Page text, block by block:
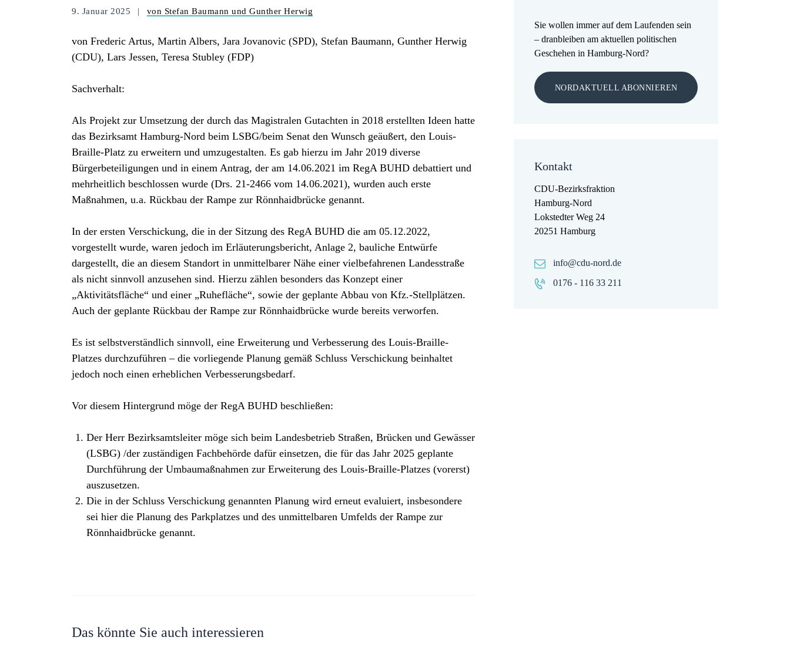
9. Januar 2025 von Stefan Baumann und Gunther Herwig
von Frederic Artus, Martin Albers, Jara Jovanovic (SPD), Stefan Baumann, Gunther Herwig
(CDU), Lars Jessen, Teresa Stubley (FDP)
Sachverhalt:
Als Projekt zur Umsetzung der durch das Magistralen Gutachten in 2018 erstellten Ideen hatte
das Bezirksamt Hamburg-Nord beim LSBG/beim Senat den Wunsch geäußert, den Louis-
Braille-Platz zu erweitern und umzugestalten. Es gab hierzu im Jahr 2019 diverse
Bürgerbeteiligungen und in einem Antrag, der am 14.06.2021 im RegA BUHD debattiert und
mehrheitlich beschlossen wurde (Drs. 21-2466 vom 14.06.2021), wurden auch erste
Maßnahmen, u.a. Rückbau der Rampe zur Rönnhaidbrücke genannt.
In der ersten Verschickung, die in der Sitzung des RegA BUHD die am 05.12.2022,
vorgestellt wurde, waren jedoch im Erläuterungsbericht, Anlage 2, bauliche Entwürfe
dargestellt, die an diesem Standort in unmittelbarer Nähe einer vielbefahrenen Landesstraße
als nicht sinnvoll anzusehen sind. Hierzu zählen besonders das Konzept einer
„Aktivitätsfläche“ und einer „Ruhefläche“, sowie der geplante Abbau von Kfz.-Stellplätzen.
Auch der geplante Rückbau der Rampe zur Rönnhaidbrücke wurde bereits verworfen.
Es ist selbstverständlich sinnvoll, eine Erweiterung und Verbesserung des Louis-Braille-
Platzes durchzuführen – die vorliegende Planung gemäß Schluss Verschickung beinhaltet
jedoch noch einen erheblichen Verbesserungsbedarf.
Vor diesem Hintergrund möge der RegA BUHD beschließen:
Der Herr Bezirksamtsleiter möge sich beim Landesbetrieb Straßen, Brücken und Gewässer
(LSBG) /der zuständigen Fachbehörde dafür einsetzen, die für das Jahr 2025 geplante
Durchführung der Umbaumaßnahmen zur Erweiterung des Louis-Braille-Platzes (vorerst)
auszusetzen.
Die in der Schluss Verschickung genannten Planung wird erneut evaluiert, insbesondere
sei hier die Planung des Parkplatzes und des unmittelbaren Umfelds der Rampe zur
Rönnhaidbrücke genannt.
Das könnte Sie auch interessieren
Sie wollen immer auf dem Laufenden sein
– dranbleiben am aktuellen politischen
Geschehen in Hamburg-Nord?
NORDAKTUELL ABONNIEREN
Kontakt
CDU-Bezirksfraktion
Hamburg-Nord
Lokstedter Weg 24
20251 Hamburg
info@cdu-nord.de
0176 - 116 33 211